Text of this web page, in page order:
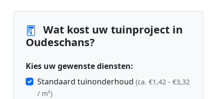
Wat kost uw tuinproject in
Oudeschans?
Kies uw gewenste diensten:
Standaard tuinonderhoud (ca. €1,42 - €3,32
/ m²)